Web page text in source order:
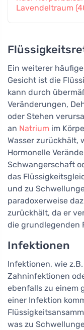
Lavendeltraum
Ein weiterer
Gesicht ist die
kann durch
Veränderungen,
oder Stehen
an Natrium im
Wasser zurückhält,
Hormonelle
Schwangerschaft
das
und zu
paradoxerweise
zurückhält, da er
die grundlegenden
Infektionen
Infektionen, wie
Zahninfektionen
ebenfalls zu einem
einer Infektion
was zu